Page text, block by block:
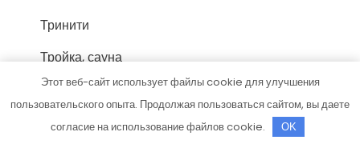
Тринити
Тройка, сауна
У Володи, гостиничный комплекс
У Михалыча
Этот веб-сайт использует файлы cookie для улучшения
пользовательского опыта. Продолжая пользоваться сайтом, вы даете
согласие на использование файлов cookie.
OK